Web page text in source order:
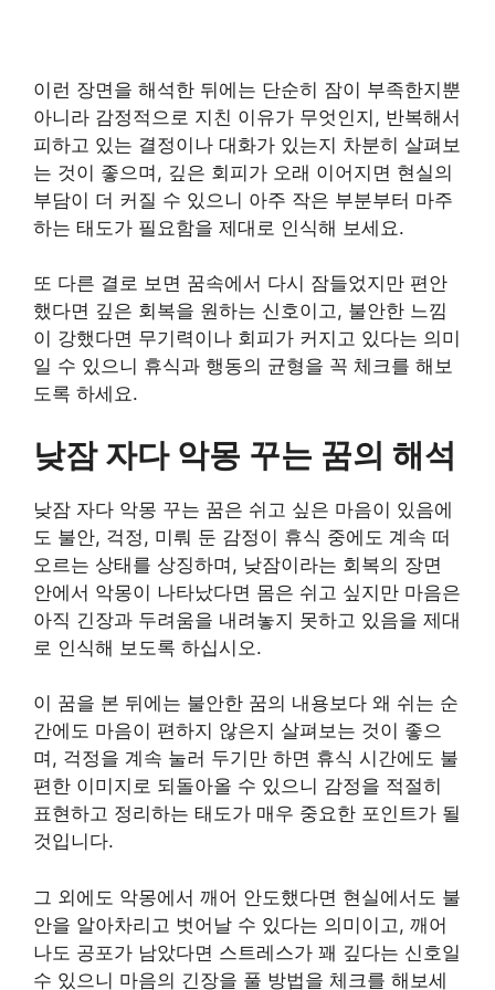
이런 장면을 해석한 뒤에는 단순히 잠이 부족한지뿐
아니라 감정적으로 지친 이유가 무엇인지, 반복해서
피하고 있는 결정이나 대화가 있는지 차분히 살펴보
는 것이 좋으며, 깊은 회피가 오래 이어지면 현실의
부담이 더 커질 수 있으니 아주 작은 부분부터 마주
하는 태도가 필요함을 제대로 인식해 보세요.
또 다른 결로 보면 꿈속에서 다시 잠들었지만 편안
했다면 깊은 회복을 원하는 신호이고, 불안한 느낌
이 강했다면 무기력이나 회피가 커지고 있다는 의미
일 수 있으니 휴식과 행동의 균형을 꼭 체크를 해보
도록 하세요.
낮잠 자다 악몽 꾸는 꿈의 해석
낮잠 자다 악몽 꾸는 꿈은 쉬고 싶은 마음이 있음에
도 불안, 걱정, 미뤄 둔 감정이 휴식 중에도 계속 떠
오르는 상태를 상징하며, 낮잠이라는 회복의 장면
안에서 악몽이 나타났다면 몸은 쉬고 싶지만 마음은
아직 긴장과 두려움을 내려놓지 못하고 있음을 제대
로 인식해 보도록 하십시오.
이 꿈을 본 뒤에는 불안한 꿈의 내용보다 왜 쉬는 순
간에도 마음이 편하지 않은지 살펴보는 것이 좋으
며, 걱정을 계속 눌러 두기만 하면 휴식 시간에도 불
편한 이미지로 되돌아올 수 있으니 감정을 적절히
표현하고 정리하는 태도가 매우 중요한 포인트가 될
것입니다.
그 외에도 악몽에서 깨어 안도했다면 현실에서도 불
안을 알아차리고 벗어날 수 있다는 의미이고, 깨어
나도 공포가 남았다면 스트레스가 꽤 깊다는 신호일
수 있으니 마음의 긴장을 풀 방법을 체크를 해보세